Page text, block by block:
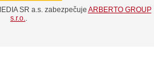
SR a.s. zabezpečuje ARBERTO GROUP
s.r.o..